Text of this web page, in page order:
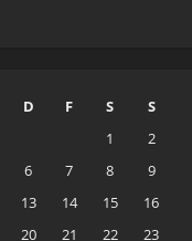
D F S
S
1
2
6 7 8
9
13 14 15
16
20 21 22
23